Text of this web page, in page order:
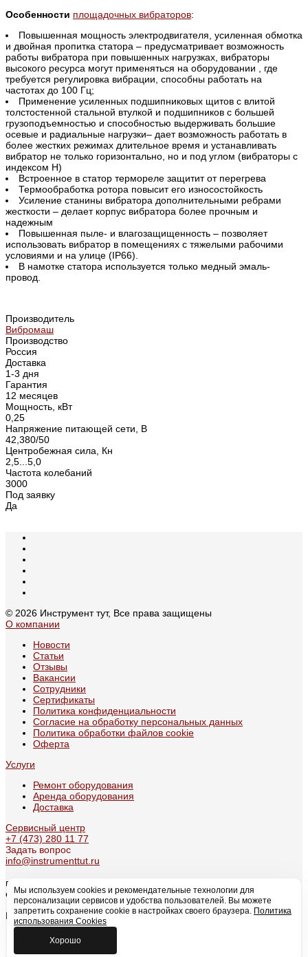
Особенности площадочных вибраторов:
Повышенная мощность электродвигателя, усиленная обмотка
и двойная пропитка статора – предусматривает возможность
работы вибратора при повышенных нагрузках, вибраторы
высокого ресурса могут применяться на оборудовании , где
требуется регулировка вибрации, способны работать на
частотах до 100 Гц;
Применение усиленных подшипниковых щитов с влитой
толстостенной стальной втулкой и подшипников с большей
грузоподъемностью и способностью выдерживать большие
осевые и радиальные нагрузки– дает возможность работать в
более жестких режимах длительное время и устанавливать
вибратор не только горизонтально, но и под углом (вибраторы с
индексом Н)
Встроенное в статор термореле защитит от перегрева
Термообработка ротора повысит его износостойкость
Усиление станины вибратора дополнительными ребрами
жесткости – делает корпус вибратора более прочным и
надежным
Повышенная пыле- и влагозащищенность – позволяет
использовать вибратор в помещениях с тяжелыми рабочими
условиями и на улице (IP66).
В намотке статора используется только медный эмаль-
провод.
Производитель
Вибромаш
Производство
Россия
Доставка
1-3 дня
Гарантия
12 месяцев
Мощность, кВт
0,25
Напряжение питающей сети, В
42,380/50
Центробежная сила, Кн
2,5...5,0
Частота колебаний
3000
Под заявку
Да
© 2026 Инструмент тут, Все права защищены
О компании
Новости
Статьи
Отзывы
Вакансии
Сотрудники
Сертификаты
Политика конфиденциальности
Согласие на обработку персональных данных
Политика обработки файлов cookie
Оферта
Услуги
Ремонт оборудования
Аренда оборудования
Доставка
Сервисный центр
+7 (473) 280 11 77
Задать вопрос
info@instrumenttut.ru
г. Воронеж, проспект Патриотов, 49А
с 09:00 по 17:30
Мы в соцсетях
Мы используем cookies и рекомендательные технологии для
персонализации сервисов и удобства пользователей. Вы можете
запретить сохранение cookie в настройках своего браузера. Политика
использования Cookies
Хорошо